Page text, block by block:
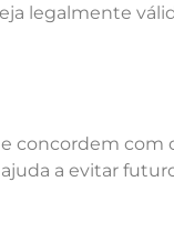
legalmente
concordem com
a evitar